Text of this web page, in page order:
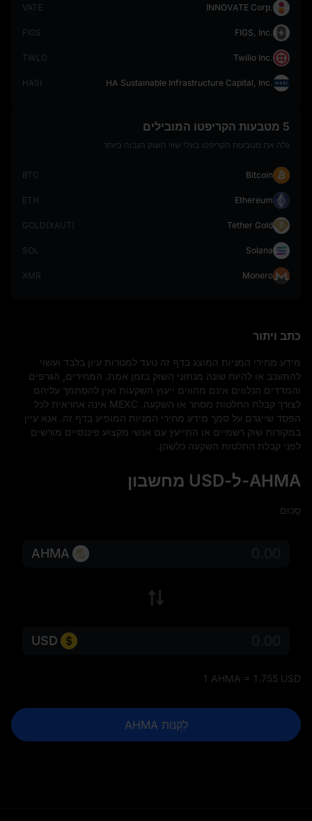
INNOVATE Corp.
VATE
FIGS, Inc.
FIGS
Twilio Inc.
TWLO
HA Sustainable Infrastructure Capital, Inc.
HASI
5 מטבעות הקריפטו המובילים
גלה את מטבעות הקריפטו בעלי שווי השוק הגבוה ביותר
Bitcoin
BTC
Ethereum
ETH
Tether Gold
GOLD(XAUT)
Solana
SOL
Monero
XMR
כתב ויתור
לפני קבלת החלטות השקעה כלשהן.
AHMA-ל-USD מחשבון
סְכוּם
AHMA
USD
1 AHMA = 1.755 USD
לִקְנוֹת AHMA